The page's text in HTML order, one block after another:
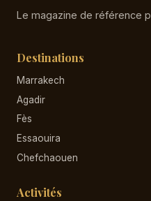
Le magazine de référence
Destinations
Marrakech
Agadir
Fès
Essaouira
Chefchaouen
Activités